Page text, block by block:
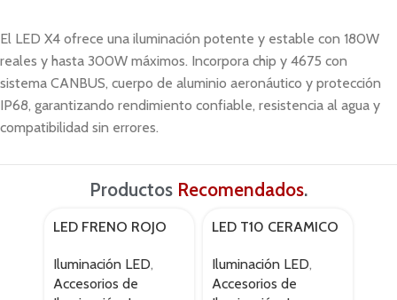
El LED X4 ofrece una iluminación potente y estable con 180W
reales y hasta 300W máximos. Incorpora chip y 4675 con
sistema CANBUS, cuerpo de aluminio aeronáutico y protección
IP68, garantizando rendimiento confiable, resistencia al agua y
compatibilidad sin errores.
Productos Recomendados.
LED FRENO ROJO
Iluminación LED,
Accesorios de
LED T10 CERAMICO
Iluminación LED,
Accesorios de